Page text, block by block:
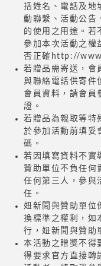
括姓名、電話及地
動聯繫、活動公告
的使用之用途。若
參加本次活動之權
否正確http://
若贈品需寄送，會
與聯絡電話供寄件
會員資料，請會員
證。
若贈品為親取等特
於參加活動前填妥
碼。
若因填寫資料不實
贊助單位不負任何
任何第三人，參與
任。
妞新聞與贊助單位
換標準之權利，如
行，妞新聞與贊助
本活動之贈獎不得
得要求官方直接轉